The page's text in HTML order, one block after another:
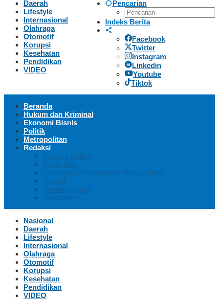
Pencarian
Indeks Berita
Facebook
Twitter
Instagram
Linkedin
Youtube
Tiktok
Daerah
Lifestyle
Internasional
Olahraga
Otomotif
Korupsi
Kesehatan
Pendidikan
VIDEO
Beranda
Hukum dan Kriminal
Ekonomi Bisnis
Politik
Metropolitan
Redaksi
Privacy Policy
Kode Etik
Pedoman Pemberitaan Media Siber
Kontak
Tentang Kami
Disclaimer
Nasional
Daerah
Lifestyle
Internasional
Olahraga
Otomotif
Korupsi
Kesehatan
Pendidikan
VIDEO